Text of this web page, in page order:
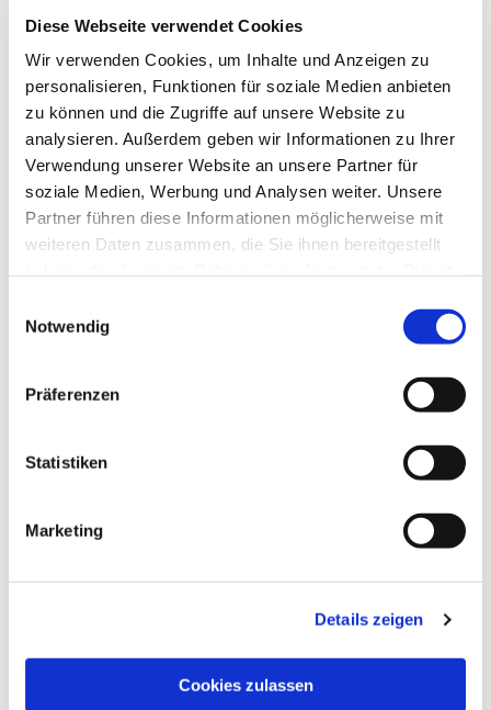
Diese Webseite verwendet Cookies
Wir verwenden Cookies, um Inhalte und Anzeigen zu
personalisieren, Funktionen für soziale Medien anbieten
zu können und die Zugriffe auf unsere Website zu
analysieren. Außerdem geben wir Informationen zu Ihrer
Verwendung unserer Website an unsere Partner für
soziale Medien, Werbung und Analysen weiter. Unsere
Partner führen diese Informationen möglicherweise mit
weiteren Daten zusammen, die Sie ihnen bereitgestellt
Notwendig
Präferenzen
Statistiken
Marketing
Details zeigen
Cookies zulassen